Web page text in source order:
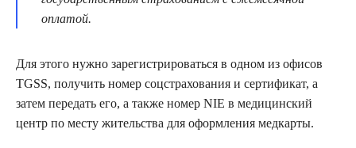
оплатой.
Для этого нужно зарегистрироваться в одном из офисов
TGSS, получить номер соцстрахования и сертификат, а
затем передать его, а также номер NIE в медицинский
центр по месту жительства для оформления медкарты.